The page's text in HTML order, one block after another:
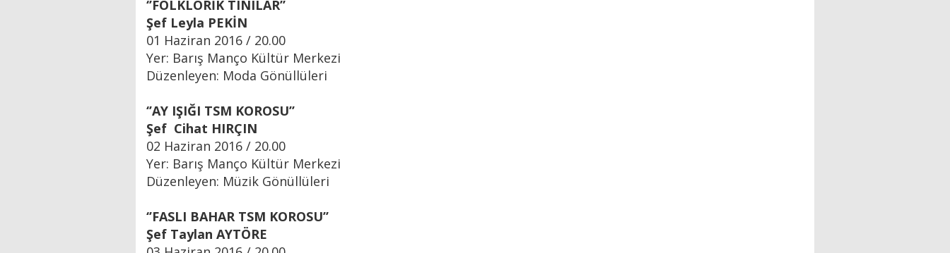
‘’FOLKLORİK TINILAR’’
Şef Leyla PEKİN
01 Haziran 2016 / 20.00
Yer: Barış Manço Kültür Merkezi
Düzenleyen: Moda Gönüllüleri
‘’AY IŞIĞI TSM KOROSU’’
Şef Cihat HIRÇIN
02 Haziran 2016 / 20.00
Yer: Barış Manço Kültür Merkezi
Düzenleyen: Müzik Gönüllüleri
‘’FASLI BAHAR TSM KOROSU’’
Şef Taylan AYTÖRE